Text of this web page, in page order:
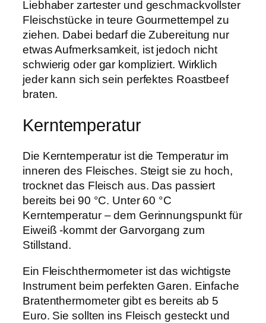
Liebhaber zartester und geschmackvollster
Fleischstücke in teure Gourmettempel zu
ziehen. Dabei bedarf die Zubereitung nur
etwas Aufmerksamkeit, ist jedoch nicht
schwierig oder gar kompliziert. Wirklich
jeder kann sich sein perfektes Roastbeef
braten.
Kerntemperatur
Die Kerntemperatur ist die Temperatur im
inneren des Fleisches. Steigt sie zu hoch,
trocknet das Fleisch aus. Das passiert
bereits bei 90 °C. Unter 60 °C
Kerntemperatur – dem Gerinnungspunkt für
Eiweiß -kommt der Garvorgang zum
Stillstand.
Ein Fleischthermometer ist das wichtigste
Instrument beim perfekten Garen. Einfache
Bratenthermometer gibt es bereits ab 5
Euro. Sie sollten ins Fleisch gesteckt und